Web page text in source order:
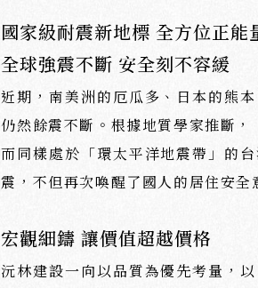
國家級耐震新地標 全方位正能
全球強震不斷 安全刻不容緩
近期，南美洲的厄瓜多、日本的熊
仍然餘震不斷。根據地質學家推斷，
而同樣處於「環太平洋地震帶」的
震，不但再次喚醒了國人的居住安
宏觀細鑄 讓價值超越價格
沅林建設一向以品質為優先考量，